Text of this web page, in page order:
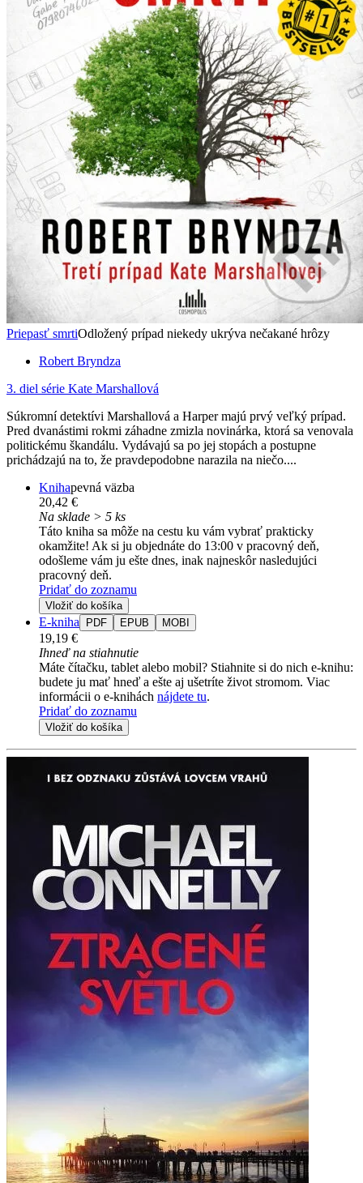
Priepasť smrtiOdložený prípad niekedy ukrýva nečakané hrôzy
Robert Bryndza
3. diel série Kate Marshallová
Súkromní detektívi Marshallová a Harper majú prvý veľký prípad.
Pred dvanástimi rokmi záhadne zmizla novinárka, ktorá sa venovala
politickému škandálu. Vydávajú sa po jej stopách a postupne
prichádzajú na to, že pravdepodobne narazila na niečo....
Knihapevná väzba
20,42 €
Na sklade > 5 ks
Táto kniha sa môže na cestu ku vám vybrať prakticky
okamžite! Ak si ju objednáte do 13:00 v pracovný deň,
odošleme vám ju ešte dnes, inak najneskôr nasledujúci
pracovný deň.
Pridať do zoznamu
Vložiť do košíka
E-kniha PDF EPUB MOBI
19,19 €
Ihneď na stiahnutie
Máte čítačku, tablet alebo mobil? Stiahnite si do nich e-knihu:
budete ju mať hneď a ešte aj ušetríte život stromom. Viac
informácii o e-knihách nájdete tu.
Pridať do zoznamu
Vložiť do košíka